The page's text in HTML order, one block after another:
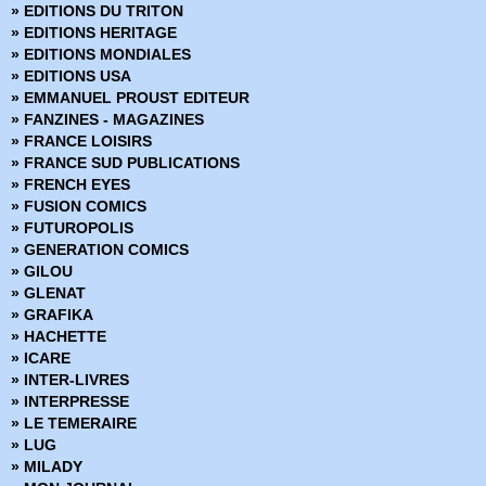
» DC Heroes
» DC Trinity
DC Universe
» DC Universe Hors Série
» Deadpool (Vol 1 - 1999)
» Deadpool (Vol 2 - 2011)
» Deadpool (Vol 3 - 2012)
» Deadpool (Vol 4 - 2013)
» Deadpool (Vol 5 - 2017)
» Deadpool Hors Série (Vol 1 - 2014)
» Deadpool Hors Série (Vol 2 - 2017)
» Fantastic Four - Renaissance des Heros
» Fantastic Four - Retour des Heros
» Fear Itself
» Fear Itself - Hors Série
» Fear Itself - The fearless
» Fortnite x Marvel : La Guerre zéro
» Generation X
» House of M
» Hulk (Vol 1) Version Intégrale
» Hulk (Vol 2 - 2003)
» Hulk (Vol 3 - 2012)
» EDITIONS DU TRITON
» EDITIONS HERITAGE
» EDITIONS MONDIALES
» EDITIONS USA
» EMMANUEL PROUST EDITEUR
» FANZINES - MAGAZINES
» FRANCE LOISIRS
» FRANCE SUD PUBLICATIONS
» FRENCH EYES
» FUSION COMICS
» FUTUROPOLIS
» GENERATION COMICS
» GILOU
» GLENAT
» GRAFIKA
» HACHETTE
» ICARE
» INTER-LIVRES
» INTERPRESSE
» LE TEMERAIRE
» LUG
» MILADY